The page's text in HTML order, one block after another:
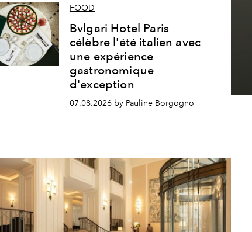
FOOD
Bvlgari Hotel Paris
célèbre l'été italien avec
une expérience
gastronomique
d'exception
07.08.2026 by Pauline Borgogno